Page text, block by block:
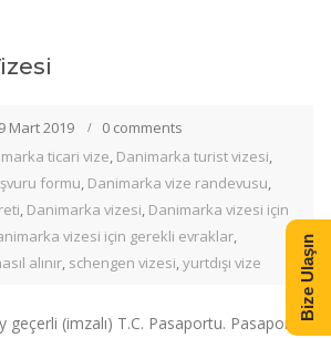
9 Mart 2019
0 comments
ticari vize, Danimarka turist vizesi,
formu, Danimarka vize randevusu,
, Danimarka vizesi, Danimarka vizesi için
vizesi için gerekli evraklar,
alınır, schengen vizesi,yurtdışı vize
geçerli (imzalı) T.C. Pasaportu. Pasaport
Bize Ulaşın